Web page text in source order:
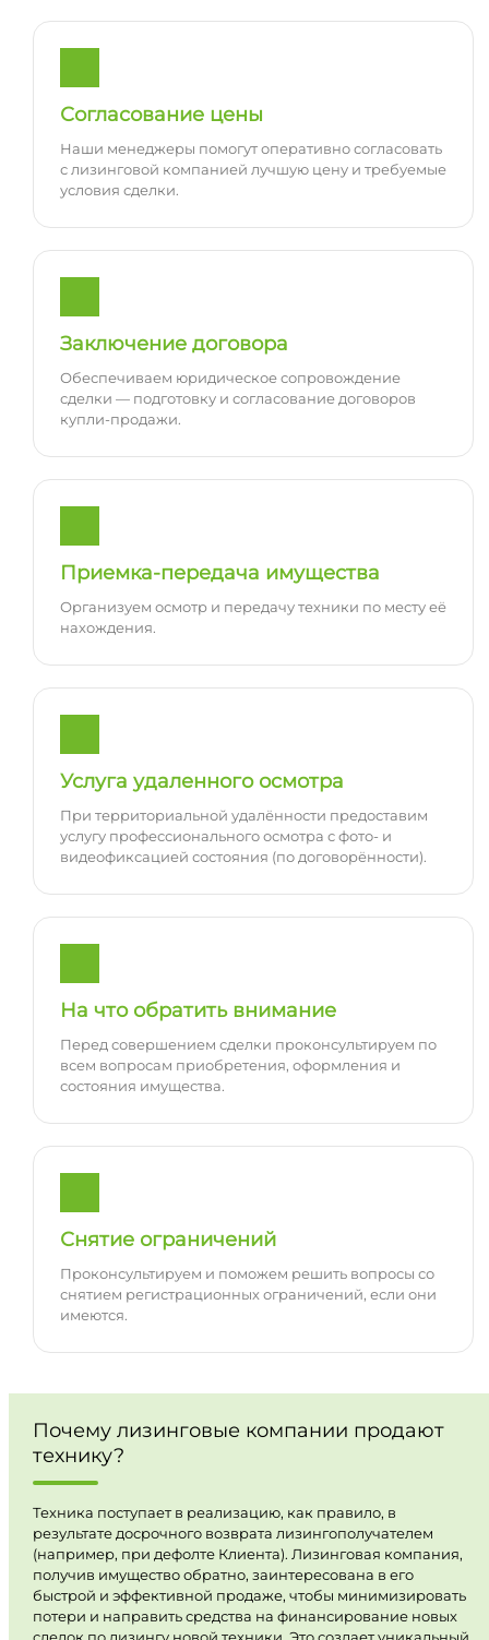
Согласование цены
Наши менеджеры помогут оперативно согласовать
с лизинговой компанией лучшую цену и требуемые
условия сделки.
Заключение договора
Обеспечиваем юридическое сопровождение
сделки — подготовку и согласование договоров
купли-продажи.
Приемка-передача имущества
Организуем осмотр и передачу техники по месту её
нахождения.
Услуга удаленного осмотра
При территориальной удалённости предоставим
услугу профессионального осмотра с фото- и
видеофиксацией состояния (по договорённости).
На что обратить внимание
Перед совершением сделки проконсультируем по
всем вопросам приобретения, оформления и
состояния имущества.
Снятие ограничений
Проконсультируем и поможем решить вопросы со
снятием регистрационных ограничений, если они
имеются.
Почему лизинговые компании продают
технику?
Техника поступает в реализацию, как правило, в
результате досрочного возврата лизингополучателем
(например, при дефолте Клиента). Лизинговая компания,
получив имущество обратно, заинтересована в его
быстрой и эффективной продаже, чтобы минимизировать
потери и направить средства на финансирование новых